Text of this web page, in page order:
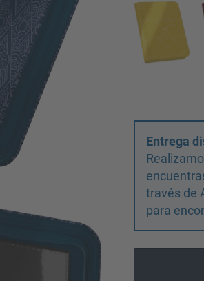
Entrega
través de
para